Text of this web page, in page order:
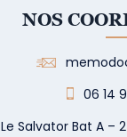
NOS
06 14
Le Salvator Bat A –